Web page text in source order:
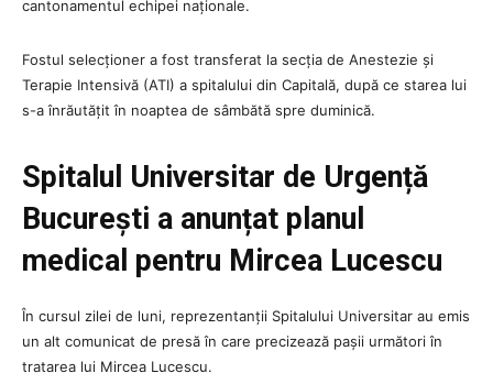
cantonamentul echipei naționale.
Fostul selecționer a fost transferat la secția de Anestezie și
Terapie Intensivă (ATI) a spitalului din Capitală, după ce starea lui
s-a înrăutățit în noaptea de sâmbătă spre duminică.
Spitalul Universitar de Urgență
București a anunțat planul
medical pentru Mircea Lucescu
În cursul zilei de luni, reprezentanții Spitalului Universitar au emis
un alt comunicat de presă în care precizează pașii următori în
tratarea lui Mircea Lucescu.